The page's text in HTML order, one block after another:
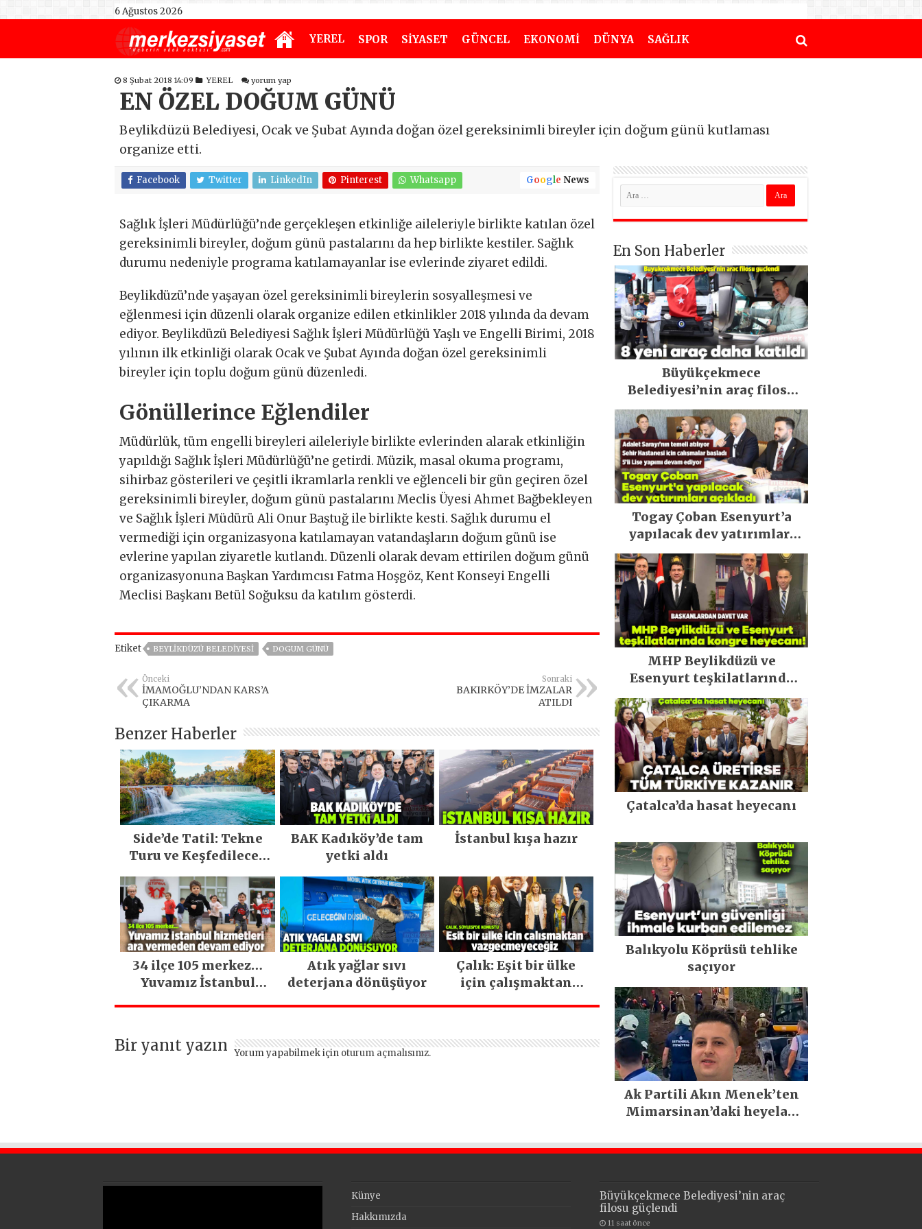
6 Ağustos 2026
YEREL SPOR SİYASET GÜNCEL EKONOMİ DÜNYA SAĞLIK
8 Şubat 2018 14:09 YEREL yorum yap
EN ÖZEL DOĞUM GÜNÜ
Beylikdüzü Belediyesi, Ocak ve Şubat Ayında doğan özel gereksinimli bireyler için doğum günü kutlaması
organize etti.
Facebook Twitter LinkedIn Pinterest Whatsapp Google News
Sağlık İşleri Müdürlüğü’nde gerçekleşen etkinliğe aileleriyle birlikte katılan özel
gereksinimli bireyler, doğum günü pastalarını da hep birlikte kestiler. Sağlık
durumu nedeniyle programa katılamayanlar ise evlerinde ziyaret edildi.
Beylikdüzü’nde yaşayan özel gereksinimli bireylerin sosyalleşmesi ve
eğlenmesi için düzenli olarak organize edilen etkinlikler 2018 yılında da devam
ediyor. Beylikdüzü Belediyesi Sağlık İşleri Müdürlüğü Yaşlı ve Engelli Birimi, 2018
yılının ilk etkinliği olarak Ocak ve Şubat Ayında doğan özel gereksinimli
bireyler için toplu doğum günü düzenledi.
Gönüllerince Eğlendiler
Müdürlük, tüm engelli bireyleri aileleriyle birlikte evlerinden alarak etkinliğin
yapıldığı Sağlık İşleri Müdürlüğü’ne getirdi. Müzik, masal okuma programı,
sihirbaz gösterileri ve çeşitli ikramlarla renkli ve eğlenceli bir gün geçiren özel
gereksinimli bireyler, doğum günü pastalarını Meclis Üyesi Ahmet Bağbekleyen
ve Sağlık İşleri Müdürü Ali Onur Baştuğ ile birlikte kesti. Sağlık durumu el
vermediği için organizasyona katılamayan vatandaşların doğum günü ise
evlerine yapılan ziyaretle kutlandı. Düzenli olarak devam ettirilen doğum günü
organizasyonuna Başkan Yardımcısı Fatma Hoşgöz, Kent Konseyi Engelli
Meclisi Başkanı Betül Soğuksu da katılım gösterdi.
Etiket BEYLIKDÜZÜ BELEDIYESI DOGUM GÜNÜ
Önceki
İMAMOĞLU’NDAN KARS’A
ÇIKARMA
Sonraki
BAKIRKÖY’DE İMZALAR
ATILDI
Benzer Haberler
Side’de Tatil: Tekne
Turu ve Keşfedilecek
BAK Kadıköy’de tam
yetki aldı
İstanbul kışa hazır
34 ilçe 105 merkez…
Yuvamız İstanbul
Atık yağlar sıvı
deterjana dönüşüyor
Çalık: Eşit bir ülke
için çalışmaktan
Bir yanıt yazın Yorum yapabilmek için oturum açmalısınız.
En Son Haberler
Büyükçekmece
Belediyesi’nin araç filosu
güçlendi
Togay Çoban Esenyurt’a
yapılacak dev yatırımları
açıkladı
MHP Beylikdüzü ve
Esenyurt teşkilatlarında
kongre heyecanı!
Çatalca’da hasat heyecanı
Balıkyolu Köprüsü tehlike
saçıyor
Ak Partili Akın Menek’ten
Mimarsinan’daki heyelan
Künye
Hakkımızda
Büyükçekmece Belediyesi’nin araç
filosu güçlendi
11 saat önce